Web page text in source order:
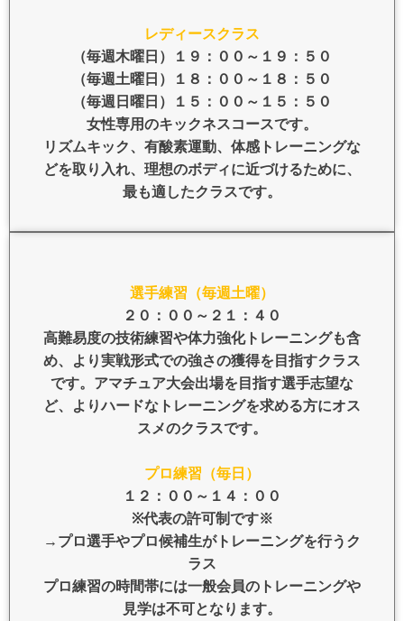
レディースクラス
（毎週木曜日）１９：００～１９：５０
（毎週土曜日）１８：００～１８：５０
（毎週日曜日）１５：００～１５：５０
女性専用のキックネスコースです。
リズムキック、有酸素運動、体感トレーニングな
どを取り入れ、理想のボディに近づけるために、
最も適したクラスです。
選手練習（毎週土曜）
２０：００～２１：４０
高難易度の技術練習や体力強化トレーニングも含
め、より実戦形式での強さの獲得を目指すクラス
です。アマチュア大会出場を目指す選手志望な
ど、よりハードなトレーニングを求める方にオス
スメのクラスです。
プロ練習（毎日）
１２：００～１４：００
※代表の許可制です※
→プロ選手やプロ候補生がトレーニングを行うク
ラス
プロ練習の時間帯には一般会員のトレーニングや
見学は不可となります。